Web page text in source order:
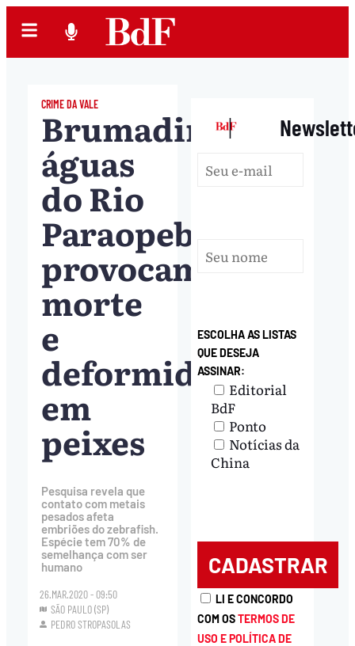
CRIME DA VALE
Brumadinho:
águas
do Rio
Paraopeba
provocam
morte
e
deformidades
em
peixes
Pesquisa revela que
contato com metais
pesados afeta
embriões do zebrafish.
Espécie tem 70% de
semelhança com ser
humano
26.MAR.2020 - 09:50
SÃO PAULO (SP)
PEDRO STROPASOLAS
|
ESCOLHA AS LISTAS
QUE DESEJA
ASSINAR:
Editorial
BdF
Ponto
Notícias da
China
LI E CONCORDO
COM OSTERMOS DE
USO E POLÍTICA DE